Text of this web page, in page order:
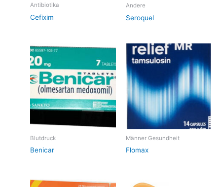
Antibiotika
Cefixim
Andere
Seroquel
Blutdruck
Benicar
Männer Gesundheit
Flomax